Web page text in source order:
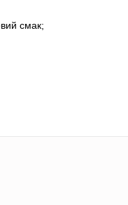
смак;